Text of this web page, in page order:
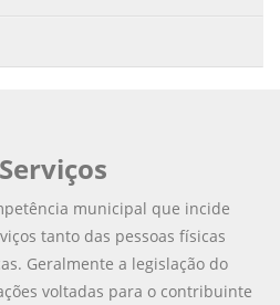
municipal que incide
tanto das pessoas físicas
Geralmente a legislação do
voltadas para o contribuinte